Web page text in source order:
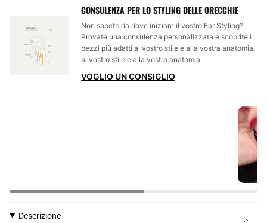
CONSULENZA PER LO STYLING DELLE ORECCHIE
Non sapete da dove iniziare il vostro Ear Styling?
Provate una consulenza personalizzata e scoprite i
pezzi più adatti al vostro stile e alla vostra anatomia.
al vostro stile e alla vostra anatomia.
VOGLIO UN CONSIGLIO
Descrizione